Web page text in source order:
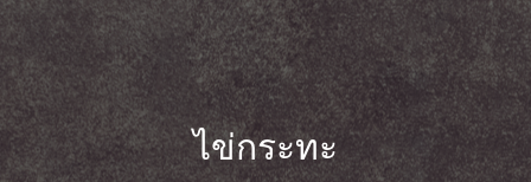
ไข่กระทะ